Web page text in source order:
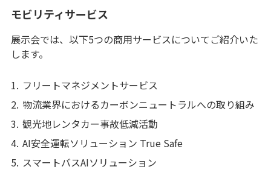
モビリティサービス
展示会では、以下5つの商用サービスについてご紹介いた
します。
1. フリートマネジメントサービス
2. 物流業界におけるカーボンニュートラルへの取り組み
3. 観光地レンタカー事故低減活動
4. AI安全運転ソリューション True Safe
5. スマートバスAIソリューション